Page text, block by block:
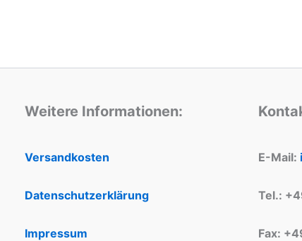
Weitere Informationen:
Versandkosten
Datenschutzerklärung
Impressum
E-Mail:
Tel.:
Fax: